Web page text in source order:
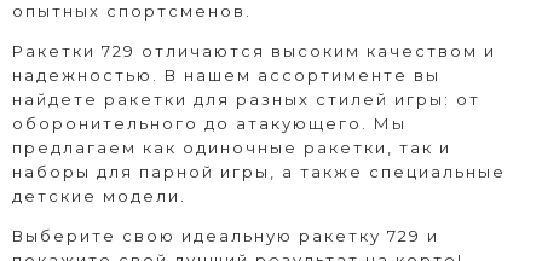
опытных спортсменов.
Ракетки 729 отличаются высоким качеством и
надежностью. В нашем ассортименте вы
найдете ракетки для разных стилей игры: от
оборонительного до атакующего. Мы
предлагаем как одиночные ракетки, так и
наборы для парной игры, а также специальные
детские модели.
Выберите свою идеальную ракетку 729 и